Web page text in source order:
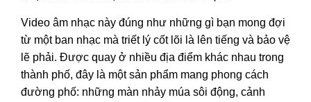
Video âm nhạc này đúng như những gì bạn mong đợi
từ một ban nhạc mà triết lý cốt lõi là lên tiếng và bảo vệ
lẽ phải. Được quay ở nhiều địa điểm khác nhau trong
thành phố, đây là một sản phẩm mang phong cách
đường phố: những màn nhảy múa sôi động, cảnh